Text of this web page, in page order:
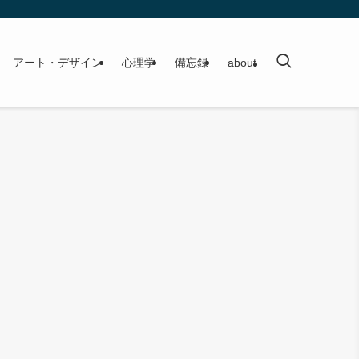
アート・デザイン 心理学 備忘録 about